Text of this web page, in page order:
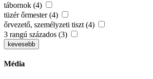
tábornok (4)
tüzér őrmester (4)
őrvezető, személyzeti tiszt (4)
3 rangú százados (3)
kevesebb
Média